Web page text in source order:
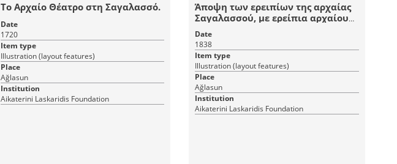
Το Αρχαίο Θέατρο στη Σαγαλασσό.
Date
1720
Item type
Illustration (layout features)
Place
Ağlasun
Institution
Aikaterini Laskaridis Foundation
Άποψη των ερειπίων της αρχαίας
Σαγαλασσού, με ερείπια αρχαίου
κτίσματος και τις θέσεις των δύο
θεάτρων.
Date
1838
Item type
Illustration (layout features)
Place
Ağlasun
Institution
Aikaterini Laskaridis Foundation